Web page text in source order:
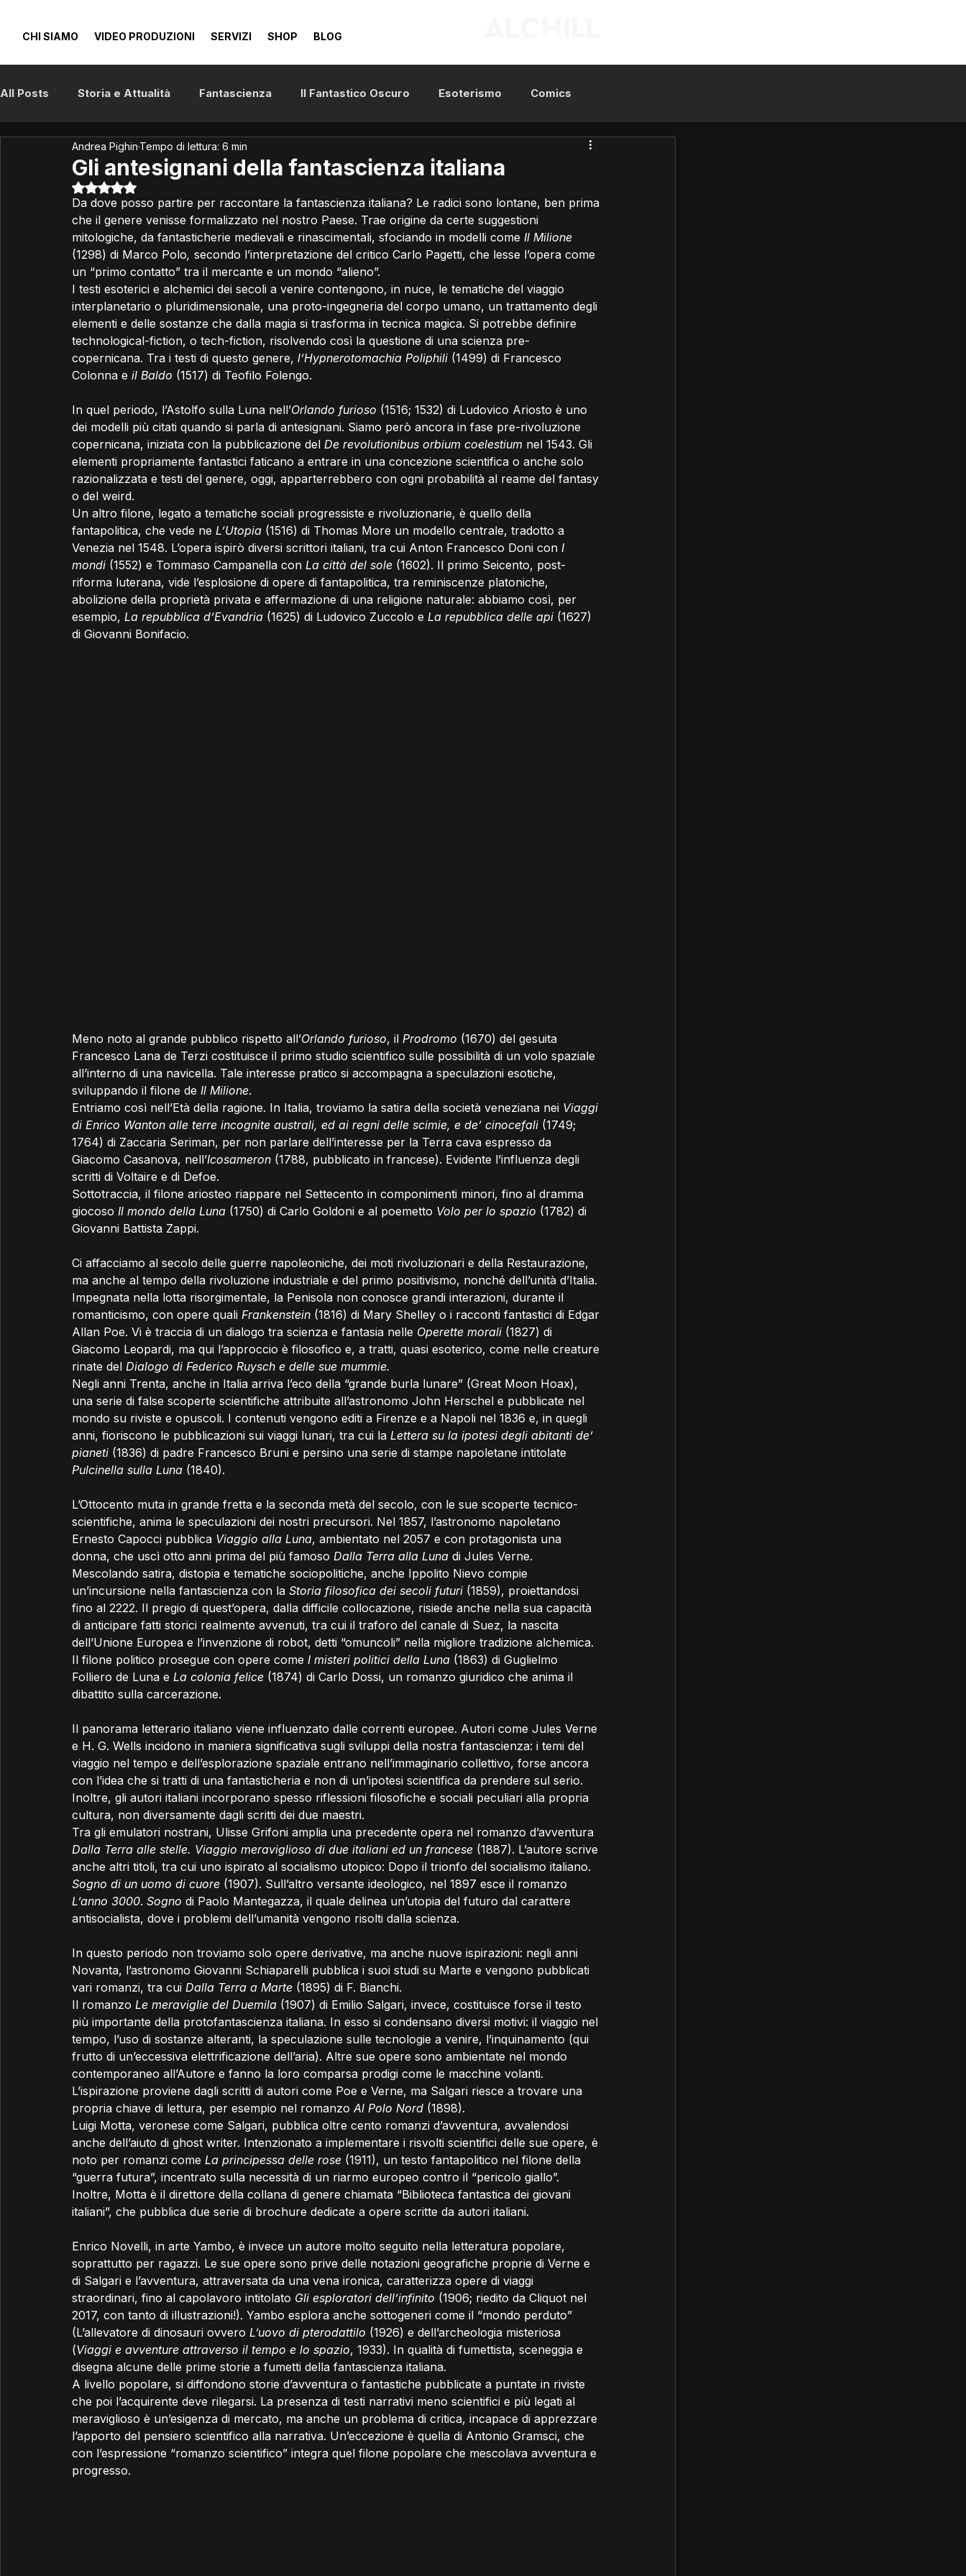
CHI SIAMO VIDEO PRODUZIONI SERVIZI SHOP BLOG
All Posts Storia e Attualità Fantascienza Il Fantastico Oscuro Esoterismo Comics
Anime e Manga Cinema
Gli antesignani della fantascienza italiana
Andrea Pighin Tempo di lettura: 6 min
Valutazione NaN stelle su 5.
Da dove posso partire per raccontare la fantascienza italiana? Le radici sono lontane, ben prima
che il genere venisse formalizzato nel nostro Paese. Trae origine da certe suggestioni
mitologiche, da fantasticherie medievali e rinascimentali, sfociando in modelli come Il Milione
(1298) di Marco Polo, secondo l’interpretazione del critico Carlo Pagetti, che lesse l’opera come
un “primo contatto” tra il mercante e un mondo “alieno”.
I testi esoterici e alchemici dei secoli a venire contengono, in nuce, le tematiche del viaggio
interplanetario o pluridimensionale, una proto-ingegneria del corpo umano, un trattamento degli
elementi e delle sostanze che dalla magia si trasforma in tecnica magica. Si potrebbe definire
technological-fiction, o tech-fiction, risolvendo così la questione di una scienza pre-
copernicana. Tra i testi di questo genere, l’Hypnerotomachia Poliphili (1499) di Francesco
Colonna e il Baldo (1517) di Teofilo Folengo.
In quel periodo, l’Astolfo sulla Luna nell’Orlando furioso (1516; 1532) di Ludovico Ariosto è uno
dei modelli più citati quando si parla di antesignani. Siamo però ancora in fase pre-rivoluzione
copernicana, iniziata con la pubblicazione del De revolutionibus orbium coelestium nel 1543. Gli
elementi propriamente fantastici faticano a entrare in una concezione scientifica o anche solo
razionalizzata e testi del genere, oggi, apparterrebbero con ogni probabilità al reame del fantasy
o del weird.
Un altro filone, legato a tematiche sociali progressiste e rivoluzionarie, è quello della
fantapolitica, che vede ne L’Utopia (1516) di Thomas More un modello centrale, tradotto a
Venezia nel 1548. L’opera ispirò diversi scrittori italiani, tra cui Anton Francesco Doni con I
mondi (1552) e Tommaso Campanella con La città del sole (1602). Il primo Seicento, post-
riforma luterana, vide l’esplosione di opere di fantapolitica, tra reminiscenze platoniche,
abolizione della proprietà privata e affermazione di una religione naturale: abbiamo così, per
esempio, La repubblica d’Evandria (1625) di Ludovico Zuccolo e La repubblica delle api (1627)
di Giovanni Bonifacio.
Meno noto al grande pubblico rispetto all’Orlando furioso, il Prodromo (1670) del gesuita
Francesco Lana de Terzi costituisce il primo studio scientifico sulle possibilità di un volo spaziale
all’interno di una navicella. Tale interesse pratico si accompagna a speculazioni esotiche,
sviluppando il filone de Il Milione.
Entriamo così nell’Età della ragione. In Italia, troviamo la satira della società veneziana nei Viaggi
di Enrico Wanton alle terre incognite australi, ed ai regni delle scimie, e de’ cinocefali (1749;
1764) di Zaccaria Seriman, per non parlare dell’interesse per la Terra cava espresso da
Giacomo Casanova, nell’Icosameron (1788, pubblicato in francese). Evidente l’influenza degli
scritti di Voltaire e di Defoe.
Sottotraccia, il filone ariosteo riappare nel Settecento in componimenti minori, fino al dramma
giocoso Il mondo della Luna (1750) di Carlo Goldoni e al poemetto Volo per lo spazio (1782) di
Giovanni Battista Zappi.
Ci affacciamo al secolo delle guerre napoleoniche, dei moti rivoluzionari e della Restaurazione,
ma anche al tempo della rivoluzione industriale e del primo positivismo, nonché dell’unità d’Italia.
Impegnata nella lotta risorgimentale, la Penisola non conosce grandi interazioni, durante il
romanticismo, con opere quali Frankenstein (1816) di Mary Shelley o i racconti fantastici di Edgar
Allan Poe. Vi è traccia di un dialogo tra scienza e fantasia nelle Operette morali (1827) di
Giacomo Leopardi, ma qui l’approccio è filosofico e, a tratti, quasi esoterico, come nelle creature
rinate del Dialogo di Federico Ruysch e delle sue mummie.
Negli anni Trenta, anche in Italia arriva l’eco della “grande burla lunare” (Great Moon Hoax),
una serie di false scoperte scientifiche attribuite all’astronomo John Herschel e pubblicate nel
mondo su riviste e opuscoli. I contenuti vengono editi a Firenze e a Napoli nel 1836 e, in quegli
anni, fioriscono le pubblicazioni sui viaggi lunari, tra cui la Lettera su la ipotesi degli abitanti de’
pianeti (1836) di padre Francesco Bruni e persino una serie di stampe napoletane intitolate
Pulcinella sulla Luna (1840).
L’Ottocento muta in grande fretta e la seconda metà del secolo, con le sue scoperte tecnico-
scientifiche, anima le speculazioni dei nostri precursori. Nel 1857, l’astronomo napoletano
Ernesto Capocci pubblica Viaggio alla Luna, ambientato nel 2057 e con protagonista una
donna, che uscì otto anni prima del più famoso Dalla Terra alla Luna di Jules Verne.
Mescolando satira, distopia e tematiche sociopolitiche, anche Ippolito Nievo compie
un’incursione nella fantascienza con la Storia filosofica dei secoli futuri (1859), proiettandosi
fino al 2222. Il pregio di quest’opera, dalla difficile collocazione, risiede anche nella sua capacità
di anticipare fatti storici realmente avvenuti, tra cui il traforo del canale di Suez, la nascita
dell’Unione Europea e l’invenzione di robot, detti “omuncoli” nella migliore tradizione alchemica.
Il filone politico prosegue con opere come I misteri politici della Luna (1863) di Guglielmo
Folliero de Luna e La colonia felice (1874) di Carlo Dossi, un romanzo giuridico che anima il
dibattito sulla carcerazione.
Il panorama letterario italiano viene influenzato dalle correnti europee. Autori come Jules Verne
e H. G. Wells incidono in maniera significativa sugli sviluppi della nostra fantascienza: i temi del
viaggio nel tempo e dell’esplorazione spaziale entrano nell’immaginario collettivo, forse ancora
con l’idea che si tratti di una fantasticheria e non di un’ipotesi scientifica da prendere sul serio.
Inoltre, gli autori italiani incorporano spesso riflessioni filosofiche e sociali peculiari alla propria
cultura, non diversamente dagli scritti dei due maestri.
Tra gli emulatori nostrani, Ulisse Grifoni amplia una precedente opera nel romanzo d’avventura
Dalla Terra alle stelle. Viaggio meraviglioso di due italiani ed un francese (1887). L’autore scrive
anche altri titoli, tra cui uno ispirato al socialismo utopico: Dopo il trionfo del socialismo italiano.
Sogno di un uomo di cuore (1907). Sull’altro versante ideologico, nel 1897 esce il romanzo
L’anno 3000. Sogno di Paolo Mantegazza, il quale delinea un’utopia del futuro dal carattere
antisocialista, dove i problemi dell’umanità vengono risolti dalla scienza.
In questo periodo non troviamo solo opere derivative, ma anche nuove ispirazioni: negli anni
Novanta, l’astronomo Giovanni Schiaparelli pubblica i suoi studi su Marte e vengono pubblicati
vari romanzi, tra cui Dalla Terra a Marte (1895) di F. Bianchi.
Il romanzo Le meraviglie del Duemila (1907) di Emilio Salgari, invece, costituisce forse il testo
più importante della protofantascienza italiana. In esso si condensano diversi motivi: il viaggio nel
tempo, l’uso di sostanze alteranti, la speculazione sulle tecnologie a venire, l’inquinamento (qui
frutto di un’eccessiva elettrificazione dell’aria). Altre sue opere sono ambientate nel mondo
contemporaneo all’Autore e fanno la loro comparsa prodigi come le macchine volanti.
L’ispirazione proviene dagli scritti di autori come Poe e Verne, ma Salgari riesce a trovare una
propria chiave di lettura, per esempio nel romanzo Al Polo Nord (1898).
Luigi Motta, veronese come Salgari, pubblica oltre cento romanzi d’avventura, avvalendosi
anche dell’aiuto di ghost writer. Intenzionato a implementare i risvolti scientifici delle sue opere, è
noto per romanzi come La principessa delle rose (1911), un testo fantapolitico nel filone della
“guerra futura”, incentrato sulla necessità di un riarmo europeo contro il “pericolo giallo”.
Inoltre, Motta è il direttore della collana di genere chiamata “Biblioteca fantastica dei giovani
italiani”, che pubblica due serie di brochure dedicate a opere scritte da autori italiani.
Enrico Novelli, in arte Yambo, è invece un autore molto seguito nella letteratura popolare,
soprattutto per ragazzi. Le sue opere sono prive delle notazioni geografiche proprie di Verne e
di Salgari e l’avventura, attraversata da una vena ironica, caratterizza opere di viaggi
straordinari, fino al capolavoro intitolato Gli esploratori dell’infinito (1906; riedito da Cliquot nel
2017, con tanto di illustrazioni!). Yambo esplora anche sottogeneri come il “mondo perduto”
(L’allevatore di dinosauri ovvero L’uovo di pterodattilo (1926) e dell’archeologia misteriosa
(Viaggi e avventure attraverso il tempo e lo spazio, 1933). In qualità di fumettista, sceneggia e
disegna alcune delle prime storie a fumetti della fantascienza italiana.
A livello popolare, si diffondono storie d’avventura o fantastiche pubblicate a puntate in riviste
che poi l’acquirente deve rilegarsi. La presenza di testi narrativi meno scientifici e più legati al
meraviglioso è un’esigenza di mercato, ma anche un problema di critica, incapace di apprezzare
l’apporto del pensiero scientifico alla narrativa. Un’eccezione è quella di Antonio Gramsci, che
con l’espressione “romanzo scientifico” integra quel filone popolare che mescolava avventura e
progresso.